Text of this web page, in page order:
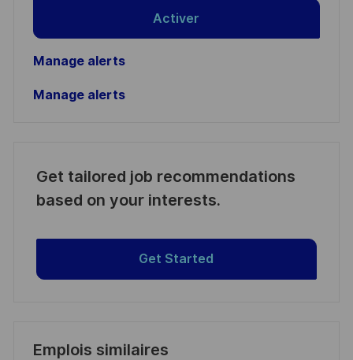
Activer
Manage alerts
Manage alerts
Get tailored job recommendations
based on your interests.
Get Started
Emplois similaires